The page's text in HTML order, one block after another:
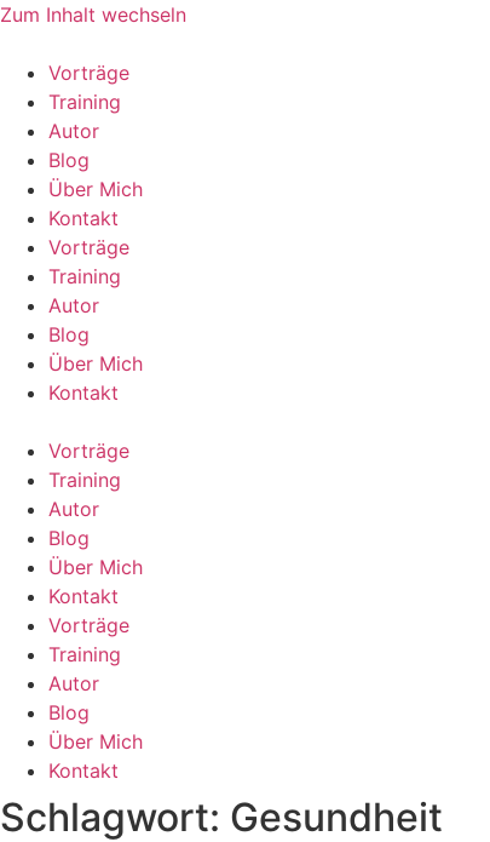
Zum Inhalt wechseln
Vorträge
Training
Autor
Blog
Über Mich
Kontakt
Vorträge
Training
Autor
Blog
Über Mich
Kontakt
Vorträge
Training
Autor
Blog
Über Mich
Kontakt
Vorträge
Training
Autor
Blog
Über Mich
Kontakt
Schlagwort: Gesundheit